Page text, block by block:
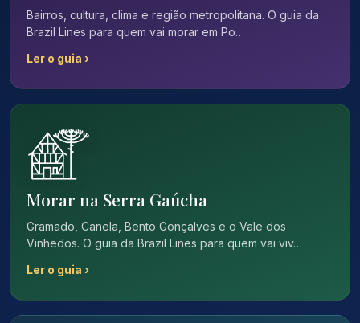
Bairros, cultura, clima e região metropolitana. O guia da
Brazil Lines para quem vai morar em Po…
Ler o guia ›
Morar na Serra Gaúcha
Gramado, Canela, Bento Gonçalves e o Vale dos
Vinhedos. O guia da Brazil Lines para quem vai viv…
Ler o guia ›